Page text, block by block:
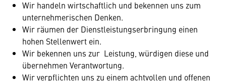
Wir handeln wirtschaftlich und bekennen uns zum
unternehmerischen Denken.
Wir räumen der Dienstleistungserbringung einen
hohen Stellenwert ein.
Wir bekennen uns zur Leistung, würdigen diese und
übernehmen Verantwortung.
Wir verpflichten uns zu einem achtvollen und offenen